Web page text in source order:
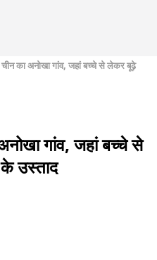
का अनोखा गांव, जहां बच्चे से लेकर बूढ़े
गांव, जहां बच्चे से
उस्ताद